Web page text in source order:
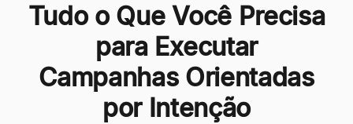
Tudo o Que Você Precisa
para Executar
Campanhas Orientadas
por Intenção